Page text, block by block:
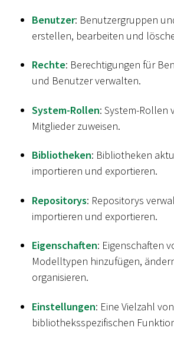
Benutzer: Benutzergruppen
erstellen, bearbeiten und
Rechte: Berechtigungen für
und Benutzer verwalten.
System-Rollen: System-Rollen
Mitglieder zuweisen.
Bibliotheken: Bibliotheken
importieren und exportieren.
Repositorys: Repositorys
importieren und exportieren.
Eigenschaften: Eigenschaften
Modelltypen hinzufügen,
organisieren.
Einstellungen: Eine Vielzahl von
bibliotheksspezifischen